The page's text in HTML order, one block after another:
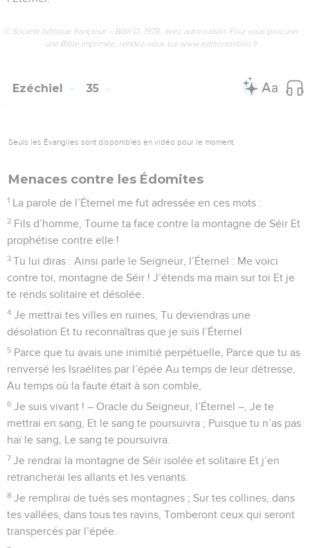
© Société biblique française – Bibli’O, 1978, avec autorisation. Pour vous procurer
une Bible imprimée, rendez-vous sur www.editionsbiblio.fr
Ezéchiel 35
Seuls les Évangiles sont disponibles en vidéo pour le moment.
Menaces contre les Édomites
1 La parole de l’Éternel me fut adressée en ces mots :
2 Fils d’homme, Tourne ta face contre la montagne de Séir Et
prophétise contre elle !
3 Tu lui diras : Ainsi parle le Seigneur, l’Éternel : Me voici
contre toi, montagne de Séir ! J’étends ma main sur toi Et je
te rends solitaire et désolée.
4 Je mettrai tes villes en ruines, Tu deviendras une
désolation Et tu reconnaîtras que je suis l’Éternel
5 Parce que tu avais une inimitié perpétuelle, Parce que tu as
renversé les Israélites par l’épée Au temps de leur détresse,
Au temps où la faute était à son comble,
6 Je suis vivant ! – Oracle du Seigneur, l’Éternel –, Je te
mettrai en sang, Et le sang te poursuivra ; Puisque tu n’as pas
haï le sang, Le sang te poursuivra.
7 Je rendrai la montagne de Séir isolée et solitaire Et j’en
retrancherai les allants et les venants.
8 Je remplirai de tués ses montagnes ; Sur tes collines, dans
tes vallées, dans tous tes ravins, Tomberont ceux qui seront
transpercés par l’épée.